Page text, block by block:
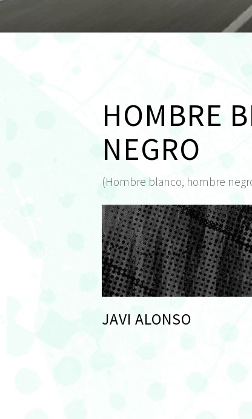
HOMBRE
NEGRO
(Hombre blanco, hombre
JAVI ALONSO